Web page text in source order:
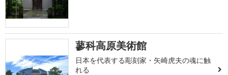
蓼科高原美術館
日本を代表する彫刻家・矢崎虎夫の魂に触
れる